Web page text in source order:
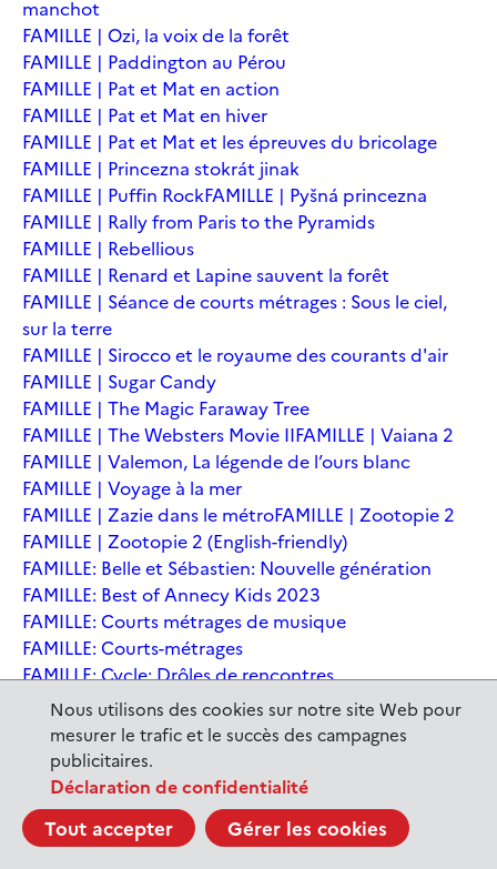
Nous utilisons des cookies sur notre site Web pour
mesurer le trafic et le succès des campagnes
publicitaires.
Déclaration de confidentialité
Tout accepter Gérer les cookies
manchot
FAMILLE | Ozi, la voix de la forêt
FAMILLE | Paddington au Pérou
FAMILLE | Pat et Mat en action
FAMILLE | Pat et Mat en hiver
FAMILLE | Pat et Mat et les épreuves du bricolage
FAMILLE | Princezna stokrát jinak
FAMILLE | Puffin RockFAMILLE | Pyšná princezna
FAMILLE | Rally from Paris to the Pyramids
FAMILLE | Rebellious
FAMILLE | Renard et Lapine sauvent la forêt
FAMILLE | Séance de courts métrages : Sous le ciel,
sur la terre
FAMILLE | Sirocco et le royaume des courants d'air
FAMILLE | Sugar Candy
FAMILLE | The Magic Faraway Tree
FAMILLE | The Websters Movie IIFAMILLE | Vaiana 2
FAMILLE | Valemon, La légende de l’ours blanc
FAMILLE | Voyage à la mer
FAMILLE | Zazie dans le métroFAMILLE | Zootopie 2
FAMILLE | Zootopie 2 (English-friendly)
FAMILLE: Belle et Sébastien: Nouvelle génération
FAMILLE: Best of Annecy Kids 2023
FAMILLE: Courts métrages de musique
FAMILLE: Courts-métrages
FAMILLE: Cycle: Drôles de rencontres
FAMILLE: En sortant de l'école - Andrée Chedid
FAMILLE: Ernest et Célestine: Le voyage en Charabie
FAMILLE: Festival International du court métrage
Clermont-Ferrand
FAMILLE: Kina et Yuk, renards de la banquise
FAMILLE: La Pat' Patrouille : La Super Patrouille, le film